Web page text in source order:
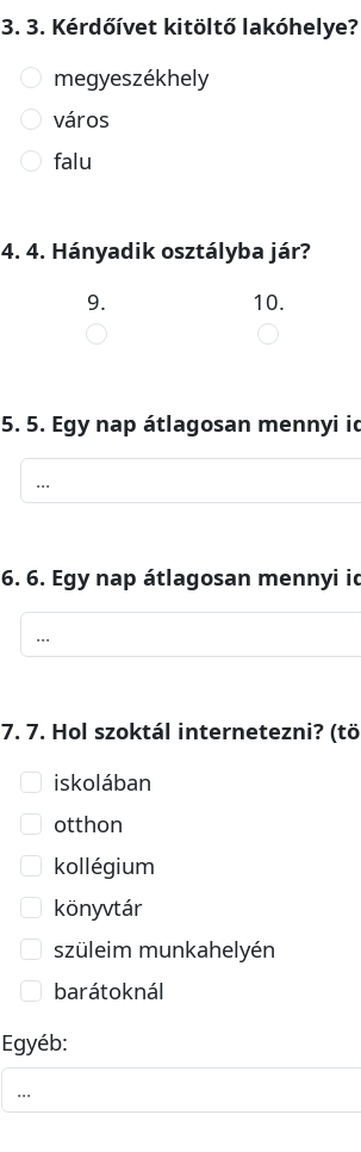
3. 3. Kérdőívet kitöltő lakóhelye?
megyeszékhely
város
falu
4. 4. Hányadik osztályba jár?
9.
10.
5. 5. Egy nap átlagosan mennyi
6. 6. Egy nap átlagosan mennyi
7. 7. Hol szoktál internetezni?
iskolában
otthon
kollégium
könyvtár
szüleim munkahelyén
barátoknál
Egyéb: